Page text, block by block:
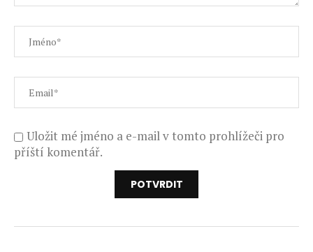
Uložit mé jméno a e-mail v tomto prohlížeči pro
příští komentář.